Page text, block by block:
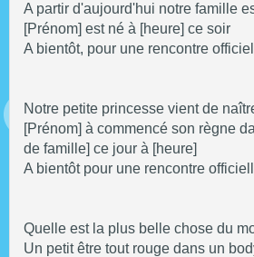
A partir d'aujourd'hui notre famille
[Prénom] est né à [heure] ce soir
A bientôt, pour une rencontre
Notre petite princesse vient de
[Prénom] à commencé son règne
de famille] ce jour à [heure]
A bientôt pour une rencontre
Quelle est la plus belle chose du
Un petit être tout rouge dans un